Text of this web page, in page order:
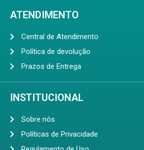
ATENDIMENTO
Central de Atendimento
Política de devolução
Prazos de Entrega
INSTITUCIONAL
Sobre nós
Políticas de Privacidade